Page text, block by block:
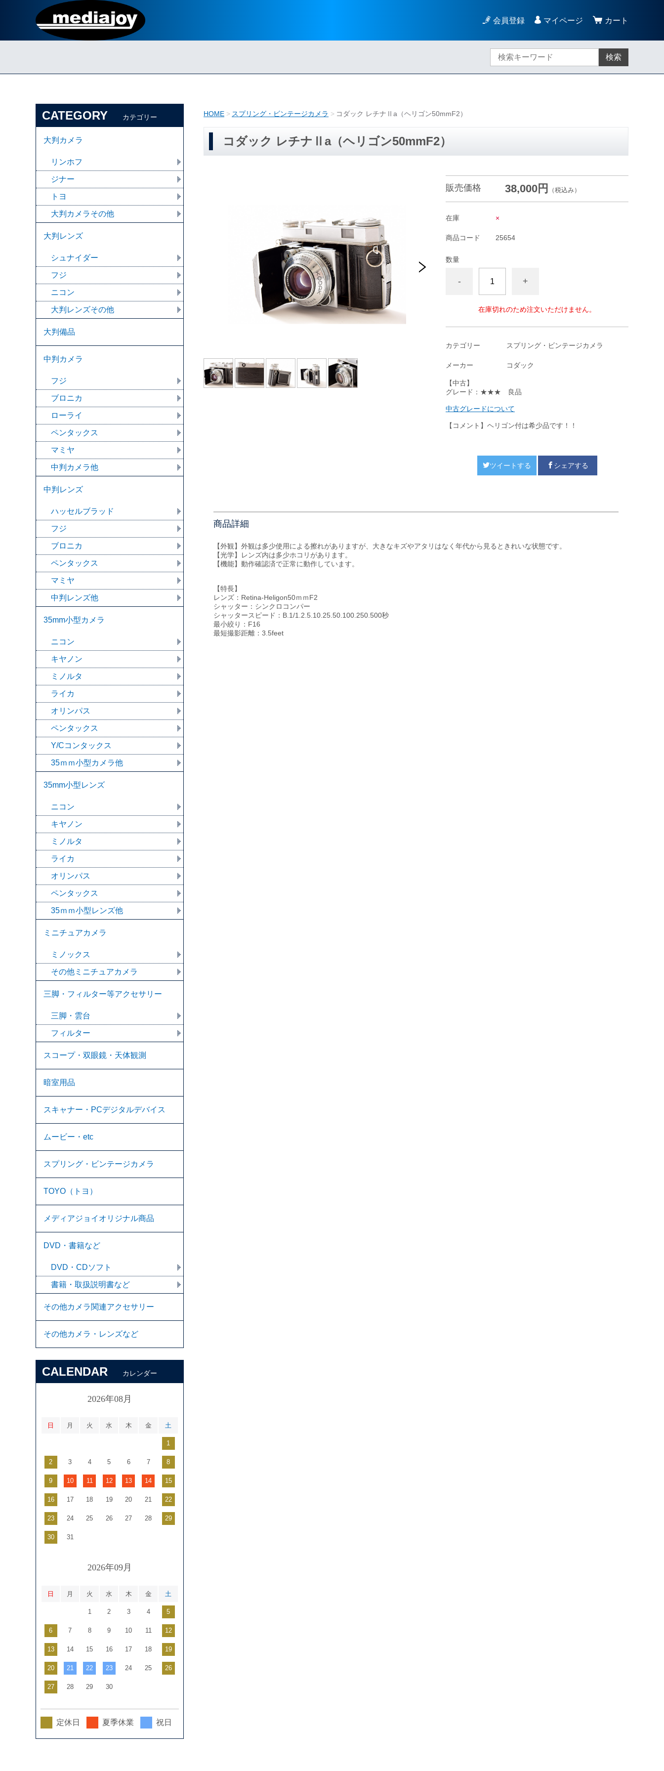
会員登録 マイページ カート
検索
HOME スプリング・ビンテージカメラ コダック レチナⅡa（ヘリゴン50mmF2）
コダック レチナⅡa（ヘリゴン50mmF2）
販売価格 38,000円 （税込み）
在庫 ×
商品コード 25654
数量
- +
在庫切れのため注文いただけません。
カテゴリー スプリング・ビンテージカメラ
メーカー コダック
【中古】
グレード：★★★ 良品
中古グレードについて
【コメント】ヘリゴン付は希少品です！！
ツイートする シェアする
商品詳細
【外観】外観は多少使用による擦れがありますが、大きなキズやアタリはなく年代から見るときれいな状態です。
【光学】レンズ内は多少ホコリがあります。
【機能】動作確認済で正常に動作しています。
【特長】
レンズ：Retina-Heligon50ｍｍF2
シャッター：シンクロコンパー
シャッタースピード：B.1/1.2.5.10.25.50.100.250.500秒
最小絞り：F16
最短撮影距離：3.5feet
CATEGORY カテゴリー
大判カメラ
リンホフ
ジナー
トヨ
大判カメラその他
大判レンズ
シュナイダー
フジ
ニコン
大判レンズその他
大判備品
中判カメラ
フジ
ブロニカ
ローライ
ペンタックス
マミヤ
中判カメラ他
中判レンズ
ハッセルブラッド
フジ
ブロニカ
ペンタックス
マミヤ
中判レンズ他
35mm小型カメラ
ニコン
キヤノン
ミノルタ
ライカ
オリンパス
ペンタックス
Y/Cコンタックス
35ｍｍ小型カメラ他
35mm小型レンズ
ニコン
キヤノン
ミノルタ
ライカ
オリンパス
ペンタックス
35ｍｍ小型レンズ他
ミニチュアカメラ
ミノックス
その他ミニチュアカメラ
三脚・フィルター等アクセサリー
三脚・雲台
フィルター
スコープ・双眼鏡・天体観測
暗室用品
スキャナー・PCデジタルデバイス
ムービー・etc
スプリング・ビンテージカメラ
TOYO（トヨ）
メディアジョイオリジナル商品
DVD・書籍など
DVD・CDソフト
書籍・取扱説明書など
その他カメラ関連アクセサリー
その他カメラ・レンズなど
CALENDAR カレンダー
2026年08月
日 月 火 水 木 金 土
1
2 3 4 5 6 7 8
9 10 11 12 13 14 15
16 17 18 19 20 21 22
23 24 25 26 27 28 29
30 31
2026年09月
日 月 火 水 木 金 土
1 2 3 4 5
6 7 8 9 10 11 12
13 14 15 16 17 18 19
20 21 22 23 24 25 26
27 28 29 30
定休日 夏季休業 祝日